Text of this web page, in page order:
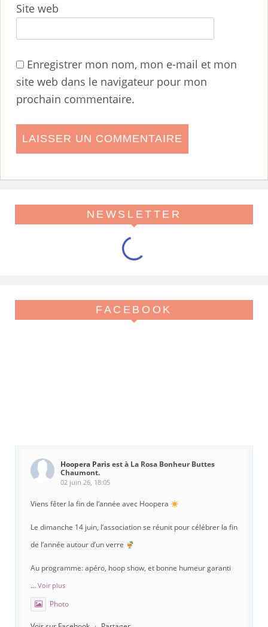
Site web
Enregistrer mon nom, mon e-mail et mon
site web dans le navigateur pour mon
prochain commentaire.
NEWSLETTER
FACEBOOK
Hoopera Parisest à La Rosa Bonheur Buttes
Chaumont.
02 juin 26, 18:05
Viens fêter la fin de l’année avec Hoopera
Le dimanche 14 juin, l’association se réunit pour célébrer la fin
de l’année autour d’un verre
Au programme: apéro, hoop show, et bonne humeur garanti
... Voir plus
Photo